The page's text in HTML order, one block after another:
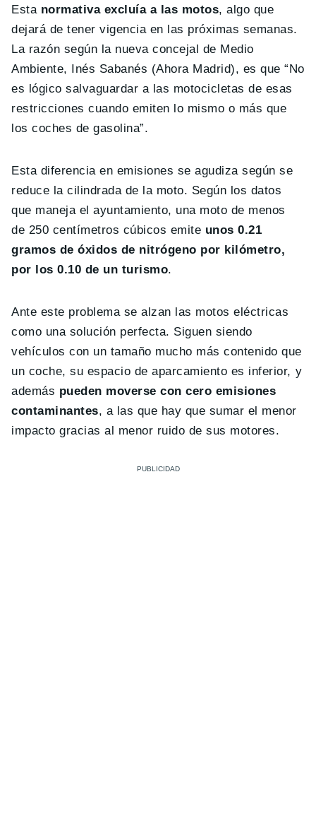
Estanormativa excluía a las motos, algo que
dejará de tener vigencia en las próximas semanas.
La razón según la nueva concejal de Medio
Ambiente, Inés Sabanés (Ahora Madrid), es que “No
es lógico salvaguardar a las motocicletas de esas
restricciones cuando emiten lo mismo o más que
los coches de gasolina”.
Esta diferencia en emisiones se agudiza según se
reduce la cilindrada de la moto. Según los datos
que maneja el ayuntamiento, una moto de menos
de 250 centímetros cúbicos emite unos 0.21
gramos de óxidos de nitrógeno por kilómetro,
por los 0.10 de un turismo.
Ante este problema se alzan las motos eléctricas
como una solución perfecta. Siguen siendo
vehículos con un tamaño mucho más contenido que
un coche, su espacio de aparcamiento es inferior, y
además pueden moverse con cero emisiones
contaminantes, a las que hay que sumar el menor
impacto gracias al menor ruido de sus motores.